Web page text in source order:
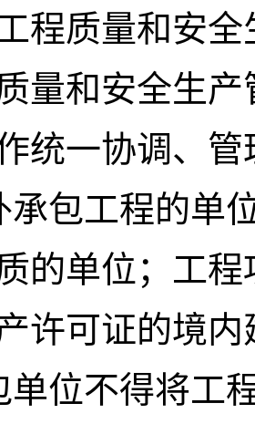
程质量和安
量和安全生
统一协调、管
包工程的单位
的单位；工
许可证的境
位不得将工程